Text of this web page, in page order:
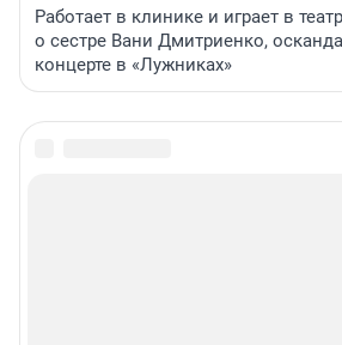
Работает в клинике и играет в
о сестре Вани Дмитриенко,
концерте в «Лужниках»